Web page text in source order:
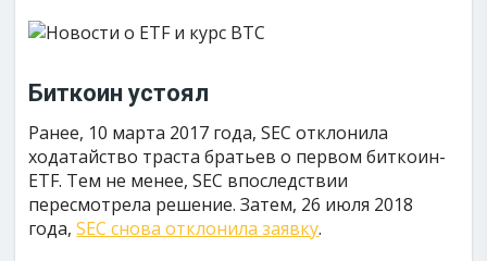
Биткоин устоял
Ранее, 10 марта 2017 года, SEC отклонила
ходатайство траста братьев о первом биткоин-
ETF. Тем не менее, SEC впоследствии
пересмотрела решение. Затем, 26 июля 2018
года,SEC снова отклонила заявку.